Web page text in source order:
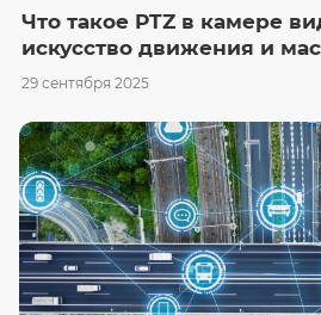
Что такое PTZ в камере
искусство движения и
29 сентября 2025